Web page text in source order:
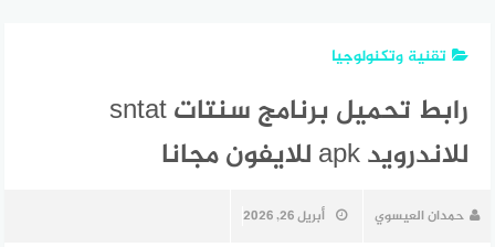
تقنية وتكنولوجيا
رابط تحميل برنامج سنتات sntat
للاندرويد apk للايفون مجانا
حمدان العيسوي أبريل 26, 2026